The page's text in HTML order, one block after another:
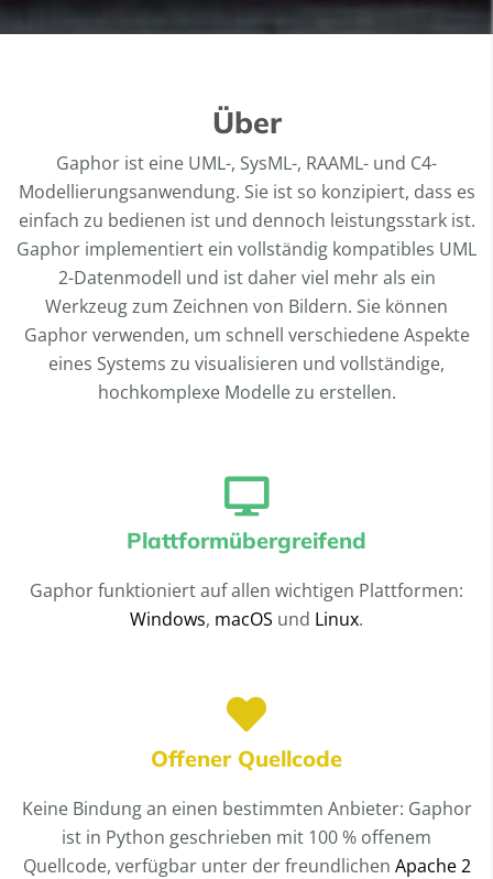
Über
Gaphor ist eine UML-, SysML-, RAAML- und C4-
Modellierungsanwendung. Sie ist so konzipiert, dass es
einfach zu bedienen ist und dennoch leistungsstark ist.
Gaphor implementiert ein vollständig kompatibles UML
2-Datenmodell und ist daher viel mehr als ein
Werkzeug zum Zeichnen von Bildern. Sie können
Gaphor verwenden, um schnell verschiedene Aspekte
eines Systems zu visualisieren und vollständige,
hochkomplexe Modelle zu erstellen.
Plattformübergreifend
Gaphor funktioniert auf allen wichtigen Plattformen:
Windows, macOS und Linux.
Offener Quellcode
Keine Bindung an einen bestimmten Anbieter: Gaphor
ist in Python geschrieben mit 100 % offenem
Quellcode, verfügbar unter der freundlichen Apache 2